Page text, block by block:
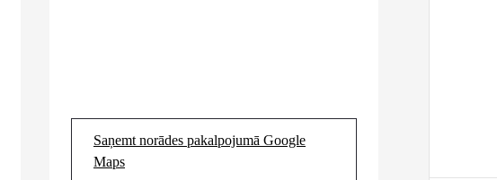
Saņemt norādes pakalpojumā Google
Maps